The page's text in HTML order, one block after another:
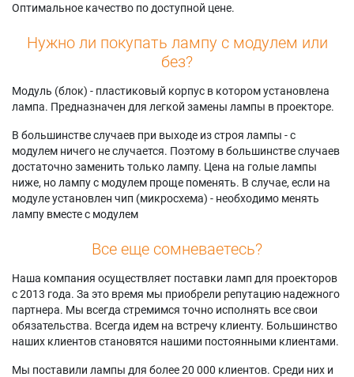
Оптимальное качество по доступной цене.
Нужно ли покупать лампу с модулем или
без?
Модуль (блок) - пластиковый корпус в котором установлена
лампа. Предназначен для легкой замены лампы в проекторе.
В большинстве случаев при выходе из строя лампы - с
модулем ничего не случается. Поэтому в большинстве случаев
достаточно заменить только лампу. Цена на голые лампы
ниже, но лампу с модулем проще поменять. В случае, если на
модуле установлен чип (микросхема) - необходимо менять
лампу вместе с модулем
Все еще сомневаетесь?
Наша компания осуществляет поставки ламп для проекторов
с 2013 года. За это время мы приобрели репутацию надежного
партнера. Мы всегда стремимся точно исполнять все свои
обязательства. Всегда идем на встречу клиенту. Большинство
наших клиентов становятся нашими постоянными клиентами.
Мы поставили лампы для более 20 000 клиентов. Среди них и